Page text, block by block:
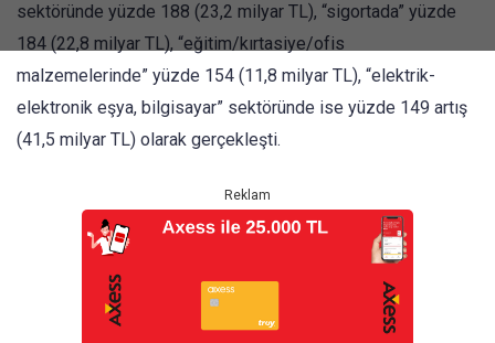
sektöründe yüzde 188 (23,2 milyar TL), “sigortada” yüzde
184 (22,8 milyar TL), “eğitim/kırtasiye/ofis
malzemelerinde” yüzde 154 (11,8 milyar TL), “elektrik-
elektronik eşya, bilgisayar” sektöründe ise yüzde 149 artış
(41,5 milyar TL) olarak gerçekleşti.
Reklam